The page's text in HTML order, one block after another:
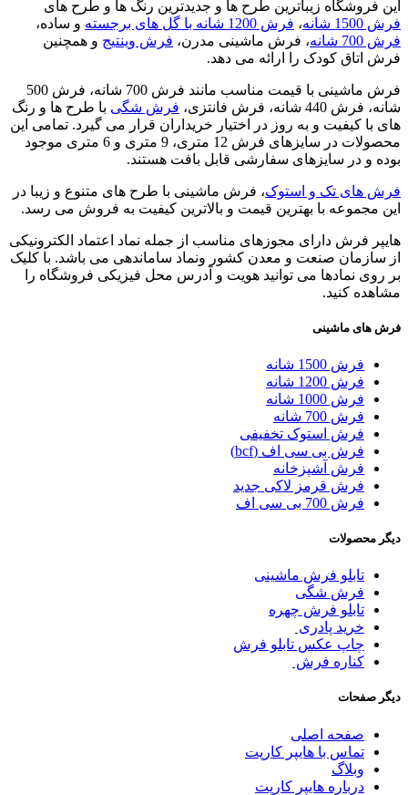
این فروشگاه زیباترین طرح ها و جدیدترین رنگ ها و طرح های
فرش 1500 شانه
، فرش 1200 شانه با گل های برجسته
و ساده،
فرش 700 شانه
، فرش ماشینی مدرن، فرش وینتیج و همچنین
فرش اتاق کودک را ارائه می دهد.
فرش ماشینی با قیمت مناسب مانند فرش 700 شانه، فرش 500
شانه، فرش 440 شانه، فرش فانتزی،
فرش شگی با طرح ها و رنگ
های با کیفیت و به روز در اختیار خریداران قرار می گیرد. تمامی این
محصولات در سایزهای فرش 12 متری، 9 متری و 6 متری موجود
بوده و در سایزهای سفارشی قابل بافت هستند.
فرش های تک و استوک، فرش ماشینی با طرح های متنوع و زیبا در
این مجموعه با بهترین قیمت و بالاترین کیفیت به فروش می رسد.
هایپر فرش دارای مجوزهای مناسب از جمله نماد اعتماد الکترونیکی
از سازمان صنعت و معدن کشور ونماد ساماندهی می باشد. با کلیک
بر روی نمادها می توانید هویت و آدرس محل فیزیکی فروشگاه را
مشاهده کنید.
فرش های ماشینی
فرش 1500 شانه
فرش 1200 شانه
فرش 1000 شانه
فرش 700 شانه
فرش استوک تخفیفی
فرش بی سی اف (bcf)
فرش آشپزخانه
فرش قرمز لاکی جدید
فرش 700 بی سی اف
دیگر محصولات
تابلو فرش ماشینی
فرش شگی
تابلو فرش چهره
خرید پادری
چاپ عکس تابلو فرش
کناره فرش
دیگر صفحات
صفحه اصلی
تماس با هایپر کارپت
وبلاگ
درباره هایپر کارپت